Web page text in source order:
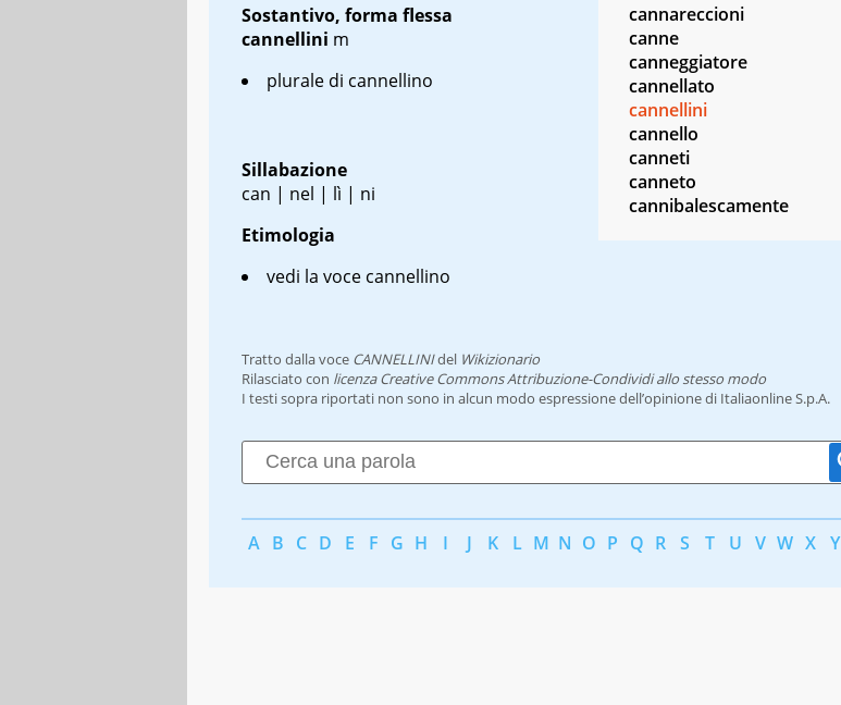
Sostantivo, forma flessa
cannellini m
plurale di cannellino
Sillabazione
can | nel | lì | ni
Etimologia
vedi la voce cannellino
cannareccioni
canne
canneggiatore
cannellato
cannellini
cannello
canneti
canneto
cannibalescamente
Tratto dalla voce CANNELLINIdel Wikizionario
Rilasciato con licenza Creative Commons Attribuzione-Condividi allo stesso modo
I testi sopra riportati non sono in alcun modo espressione dell’opinione di Italiaonline S.p.A.
A B C D E F G H I J K L M N O P Q R S T U V W X Y